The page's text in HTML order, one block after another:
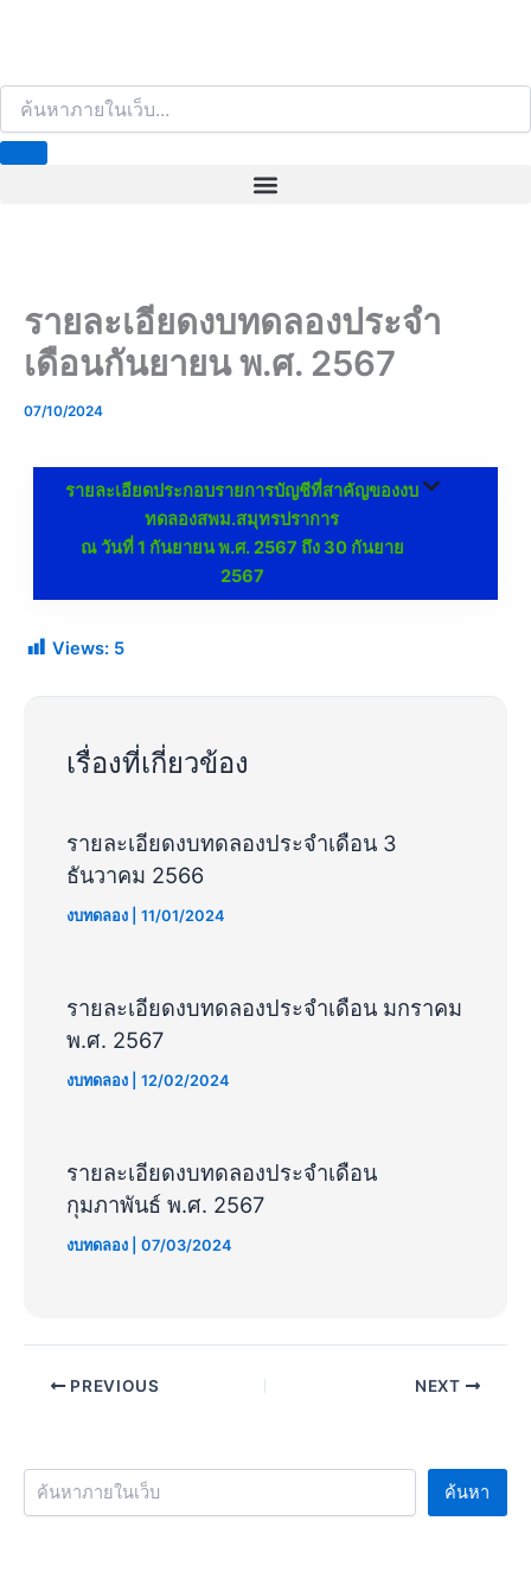
รายละเอียดงบทดลองประจำ
เดือนกันยายน พ.ศ. 2567
07/10/2024
รายละเอียดประกอบรายการบัญชีที่สาคัญของงบ
ทดลองสพม.สมุทรปราการ
ณ วันที่ 1 กันยายน พ.ศ. 2567 ถึง 30 กันยาย
2567
Views: 5
เรื่องที่เกี่ยวข้อง
รายละเอียดงบทดลองประจำเดือน 3
ธันวาคม 2566
งบทดลอง |11/01/2024
รายละเอียดงบทดลองประจำเดือน มกราคม
พ.ศ. 2567
งบทดลอง |12/02/2024
รายละเอียดงบทดลองประจำเดือน
กุมภาพันธ์ พ.ศ. 2567
งบทดลอง |07/03/2024
PREVIOUS NEXT
r
h
ค้นหา